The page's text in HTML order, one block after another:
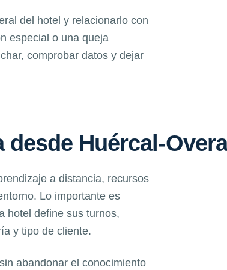
del hotel y relacionarlo con
especial o una queja
comprobar datos y dejar
Huércal-Overa
a distancia, recursos
Lo importante es
hotel define sus turnos,
y tipo de cliente.
abandonar el conocimiento